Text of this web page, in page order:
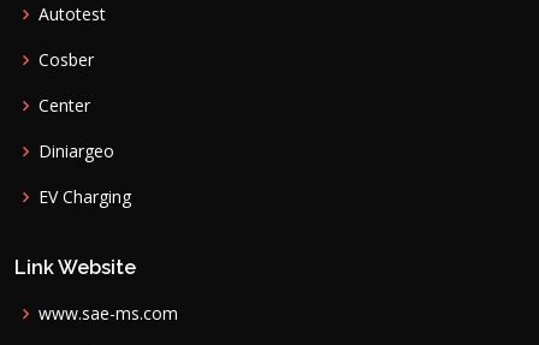
Autotest
Cosber
Center
Diniargeo
EV Charging
Link Website
www.sae-ms.com